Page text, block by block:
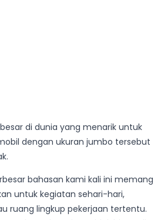
di dunia yang menarik untuk
dengan ukuran jumbo tersebut
bahasan kami kali ini memang
untuk kegiatan sehari-hari,
ruang lingkup pekerjaan tertentu.